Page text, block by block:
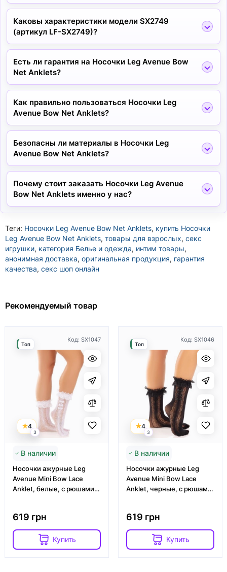
Каковы характеристики модели SX2749
(артикул LF-SX2749)?
Есть ли гарантия на Носочки Leg Avenue Bow
Net Anklets?
Как правильно пользоваться Носочки Leg
Avenue Bow Net Anklets?
Безопасны ли материалы в Носочки Leg
Avenue Bow Net Anklets?
Почему стоит заказать Носочки Leg Avenue
Bow Net Anklets именно у нас?
Теги: Носочки Leg Avenue Bow Net Anklets, купить Носочки
Leg Avenue Bow Net Anklets, товары для взрослых, секс
игрушки, категория Белье и одежда, интим товары,
анонимная доставка, оригинальная продукция, гарантия
качества, секс шоп онлайн
Рекомендуемый товар
Код: SX1047
4
3
Топ
В наличии
Носочки ажурные Leg
Avenue Mini Bow Lace
Anklet, белые, с рюшами,
619 грн
Купить
Код: SX1046
4
3
Топ
В наличии
Носочки ажурные Leg
Avenue Mini Bow Lace
Anklet, черные, с рюшами,
619 грн
Купить